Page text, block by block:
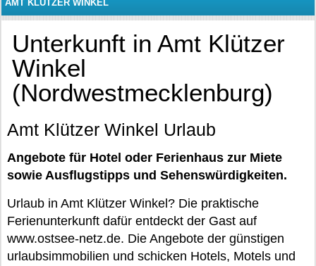
AMT KLÜTZER WINKEL
Unterkunft in Amt Klützer
Winkel
(Nordwestmecklenburg)
Amt Klützer Winkel Urlaub
Angebote für Hotel oder Ferienhaus zur Miete
sowie Ausflugstipps und Sehenswürdigkeiten.
Urlaub in Amt Klützer Winkel? Die praktische
Ferienunterkunft dafür entdeckt der Gast auf
www.ostsee-netz.de. Die Angebote der günstigen
urlaubsimmobilien und schicken Hotels, Motels und